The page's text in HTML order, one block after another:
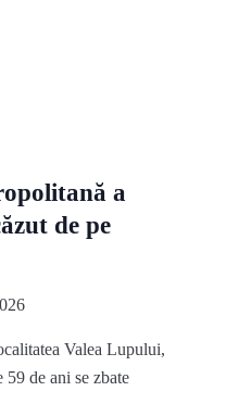
a
de pe
Valea Lupului,
de ani se zbate